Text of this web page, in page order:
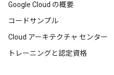
Google Cloud の概要
コードサンプル
Cloud アーキテクチャ センター
トレーニングと認定資格